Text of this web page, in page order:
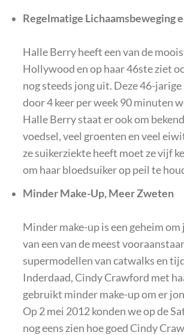
Regelmatige Lichaamsbeweging
Halle Berry heeft een van de
Hollywood en op haar 46ste ziet
nog steeds jong uit. Deze 46-
door 4 keer per week 90 minuten
Halle Berry staat er ook om
voedsel, veel groenten en veel
ze suikerziekte heeft moet ze vijf
om haar bloedsuiker op peil te
Minder Make-Up, Meer Zweten
Minder make-up is een geheim
van een van de meest
supermodellen van catwalks en
Inderdaad, Cindy Crawford met
gebruikt minder make-up om er
Op 2 mei 2012 konden we op de
nog eens zien hoe goed Cindy